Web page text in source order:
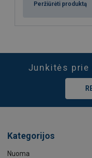
Peržiūrėti produktą
Junkitės prie
Kategorijos
Nuoma